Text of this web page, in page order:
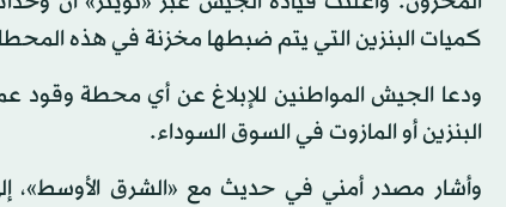
كميات البنزين التي يتم ضبطها مخزنة في هذه
ودعا الجيش المواطنين للإبلاغ عن أي محطة وقود
البنزين أو المازوت في السوق السوداء.
وأشار مصدر أمني في حديث مع «الشرق الأوسط»،